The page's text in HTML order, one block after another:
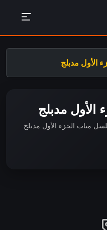
الأول مدبلج
مدبلج
منات الجزء الأول مدبلج